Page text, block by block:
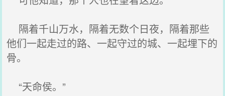
隔着千山万水，隔着无数个日夜，隔着那些
他们一起走过的路、一起守过的城、一起埋下的
骨。
“天命侯。”